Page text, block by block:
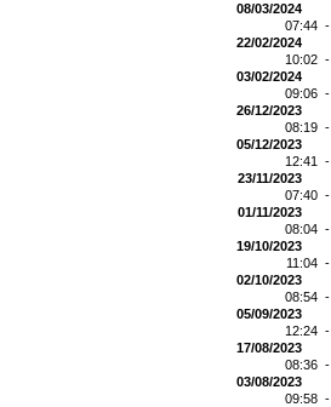
08/03/2024
07:44 -
22/02/2024
10:02 -
03/02/2024
09:06 -
26/12/2023
08:19 -
05/12/2023
12:41 -
23/11/2023
07:40 -
01/11/2023
08:04 -
19/10/2023
11:04 -
02/10/2023
08:54 -
05/09/2023
12:24 -
17/08/2023
08:36 -
03/08/2023
09:58 -